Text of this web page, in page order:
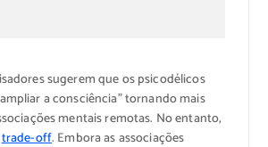
sugerem que os psicodélicos
a consciência” tornando mais
mentais remotas. No entanto,
trade-off. Embora as associações